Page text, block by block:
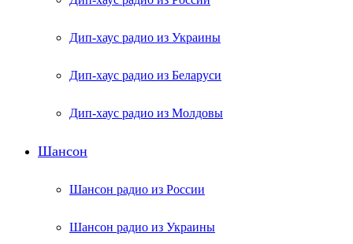
Дип-хаус радио из Украины
Дип-хаус радио из Беларуси
Дип-хаус радио из Молдовы
Шансон
Шансон радио из России
Шансон радио из Украины